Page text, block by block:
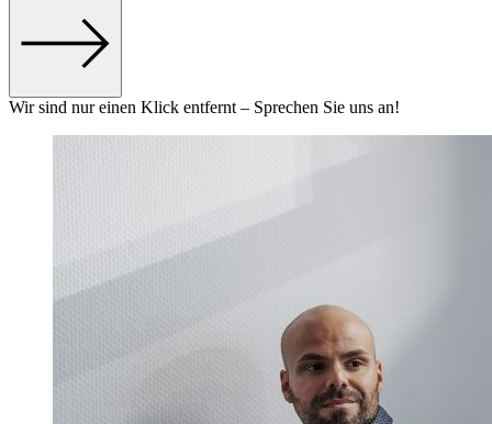
Wir sind nur einen Klick entfernt – Sprechen Sie uns an!